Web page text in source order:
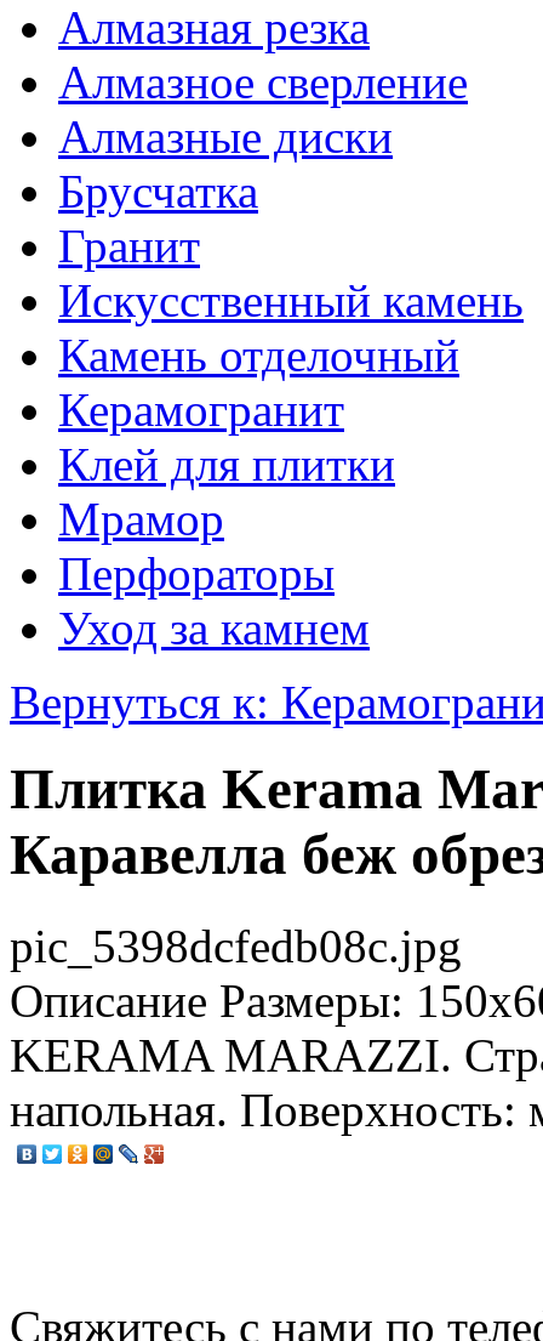
Алмазная резка
Алмазное сверление
Алмазные диски
Брусчатка
Гранит
Искусственный камень
Камень отделочный
Керамогранит
Клей для плитки
Мрамор
Перфораторы
Уход за камнем
Вернуться к:
Плитка Kerama
Каравелла беж
pic_5398dcfedb08c.jpg
Описание Размеры:
KERAMA MARAZZI.
напольная. Поверхность:
Свяжитесь с нами по